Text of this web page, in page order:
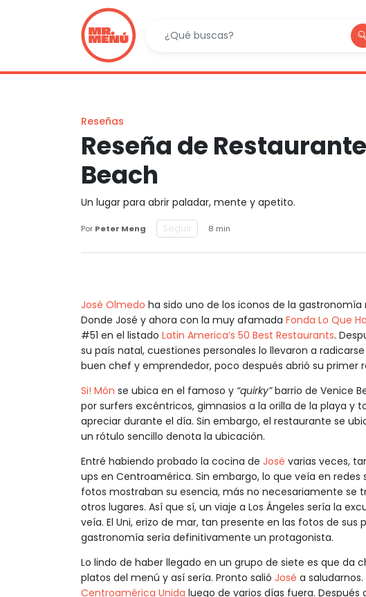
Reseñas
Reseña de
Beach
Un lugar para abrir paladar, mente y apetito.
Por Peter Meng Seguir 8 min
José Olmedo ha sido uno de los iconos de la
Donde José y ahora con la muy afamada Fonda Lo Que
#51 en el listado Latin America’s 50 Best Restaurants.
su país natal, cuestiones personales lo llevaron a
buen chef y emprendedor, poco después abrió su primer
Si! Món se ubica en el famoso y “quirky”barrio de Venice
por surfers excéntricos, gimnasios a la orilla de la playa y
apreciar durante el día. Sin embargo, el restaurante se
un rótulo sencillo denota la ubicación.
Entré habiendo probado la cocina de José varias veces,
ups en Centroamérica. Sin embargo, lo que veía en
fotos mostraban su esencia, más no necesariamente se
otros lugares. Así que sí, un viaje a Los Ángeles sería la
veía. El Uni, erizo de mar, tan presente en las fotos de
gastronomía sería definitivamente un protagonista.
Lo lindo de haber llegado en un grupo de siete es que da
platos del menú y así sería. Pronto salió José a
Centroamérica Unida luego de varios días fuera.